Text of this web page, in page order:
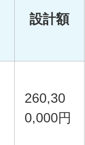
設計額
260,30
0,000円